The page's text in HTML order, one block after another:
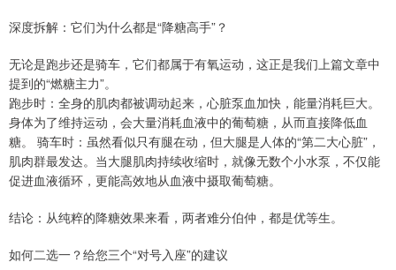
深度拆解：它们为什么都是“降糖高手”？
无论是跑步还是骑车，它们都属于有氧运动，这正是我们上篇文章中
提到的“燃糖主力”。
跑步时：全身的肌肉都被调动起来，心脏泵血加快，能量消耗巨大。
身体为了维持运动，会大量消耗血液中的葡萄糖，从而直接降低血
糖。 骑车时：虽然看似只有腿在动，但大腿是人体的“第二大心脏”，
肌肉群最发达。当大腿肌肉持续收缩时，就像无数个小水泵，不仅能
促进血液循环，更能高效地从血液中摄取葡萄糖。
结论：从纯粹的降糖效果来看，两者难分伯仲，都是优等生。
如何二选一？给您三个“对号入座”的建议